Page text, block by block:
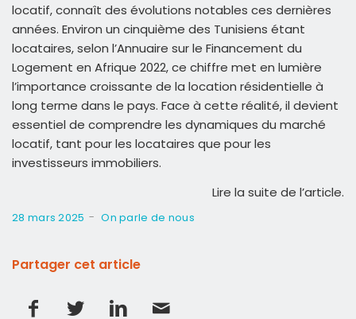
locatif, connaît des évolutions notables ces dernières
années. Environ un cinquième des Tunisiens étant
locataires, selon l’Annuaire sur le Financement du
Logement en Afrique 2022, ce chiffre met en lumière
l’importance croissante de la location résidentielle à
long terme dans le pays. Face à cette réalité, il devient
essentiel de comprendre les dynamiques du marché
locatif, tant pour les locataires que pour les
investisseurs immobiliers.
Lire la suite de l’article.
28 mars 2025 - On parle de nous
Partager cet article